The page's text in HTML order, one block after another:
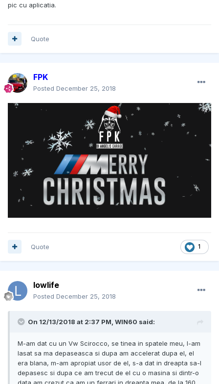
pic cu aplicatia.
Quote
FPK
Posted December 25, 2018
1
Quote
lowlife
Posted December 25, 2018
On 12/13/2018 at 2:37 PM, WIN60 said:
M-am dat cu un Vw Scirocco, se tinea in spatele meu, l-am
lasat sa ma depaseasca si dupa am accelerat dupa el, el
era blana, m-am apropiat usor de el, s-a dat in dreapta sa-l
depasesc si dupa ce am trecut de el cu o masina si dintr-o
data am crezut ca am un ferrari in dreapta mea, de la 160